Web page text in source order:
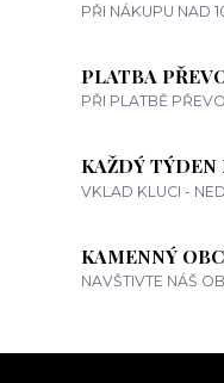
PŘI NÁKUPU NAD
PLATBA
PŘI PLATBĚ
KAŽDÝ
VKLAD KLUCI -
KAMENNÝ
NAVŠTIVTE NÁŠ